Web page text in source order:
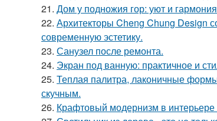
21. Дом у подножия гор: уют и
22. Архитекторы Cheng Chung Design
современную эстетику.
23. Санузел после ремонта.
24. Экран под ванную: практичное и
25. Теплая палитра, лаконичные
скучным.
26. Крафтовый модернизм в